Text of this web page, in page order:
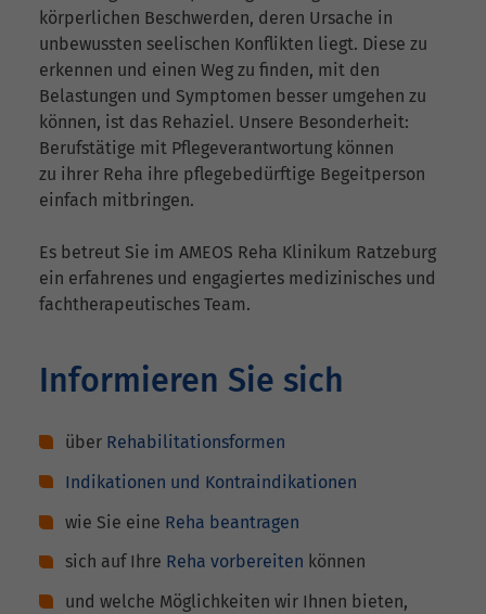
körperlichen Beschwerden, deren Ursache in
unbewussten seelischen Konflikten liegt. Diese zu
erkennen und einen Weg zu finden, mit den
Belastungen und Symptomen besser umgehen zu
können, ist das Rehaziel. Unsere Besonderheit:
Berufstätige mit Pflegeverantwortung können
zu ihrer Reha ihre pflegebedürftige Begeitperson
einfach mitbringen.
Es betreut Sie im AMEOS Reha Klinikum Ratzeburg
ein erfahrenes und engagiertes medizinisches und
fachtherapeutisches Team.
Informieren Sie sich
über Rehabilitationsformen
Indikationen und Kontraindikationen
wie Sie eine Reha beantragen
sich auf Ihre Reha vorbereiten können
und welche Möglichkeiten wir Ihnen bieten,